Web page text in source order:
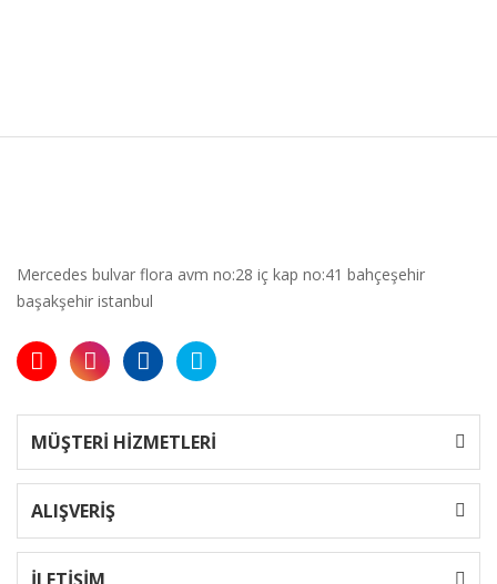
Mercedes bulvar flora avm no:28 iç kap no:41 bahçeşehir
başakşehir istanbul
MÜŞTERİ HİZMETLERİ
ALIŞVERİŞ